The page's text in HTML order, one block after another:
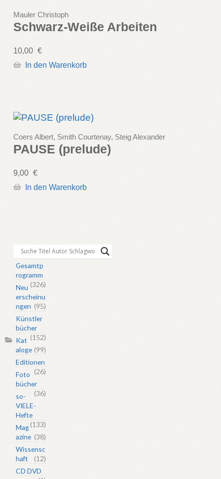
Mauler Christoph
Schwarz-Weiße Arbeiten
10,00 €
In den Warenkorb
Coers Albert, Smith Courtenay, Steig Alexander
PAUSE (prelude)
9,00 €
In den Warenkorb
Gesamtp
rogramm
(326)
Neu
erscheinu
ngen (95)
Künstler
bücher
(152)
Kat
aloge (99)
Editionen
(26)
Foto
bücher
(36)
so-
VIELE-
Hefte
(133)
Mag
azine (38)
Wissensc
haft
(12)
CD DVD